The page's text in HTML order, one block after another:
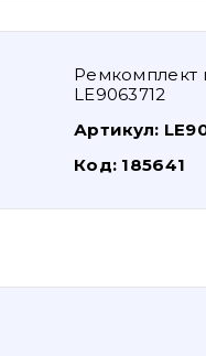
Ремкомплект
LE9063712
Артикул:
Код: 185641